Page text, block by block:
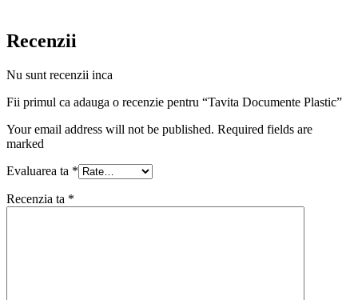
Recenzii
Nu sunt recenzii inca
Fii primul ca adauga o recenzie pentru “Tavita Documente Plastic”
Your email address will not be published. Required fields are
marked
Evaluarea ta *
Recenzia ta *